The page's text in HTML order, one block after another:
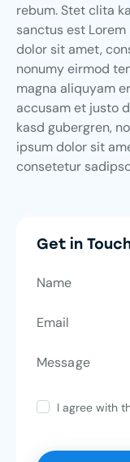
rebum. Stet clita
sanctus est
dolor sit amet,
nonumy eirmod
magna aliquyam
accusam et justo
kasd gubergren,
ipsum dolor sit
consetetur
Get in
I agree with